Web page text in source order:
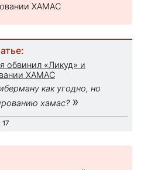
ХАМАС
обвинил «Ликуд» и
ХАМАС
как угодно, но
хамас? »